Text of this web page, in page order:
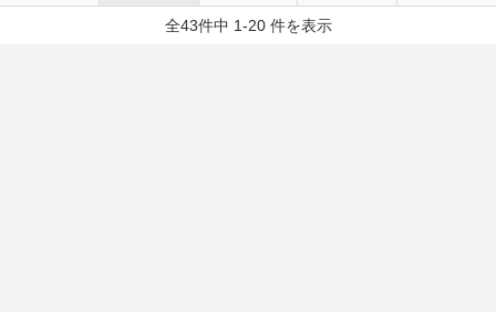
全43件中 1-20 件を表示